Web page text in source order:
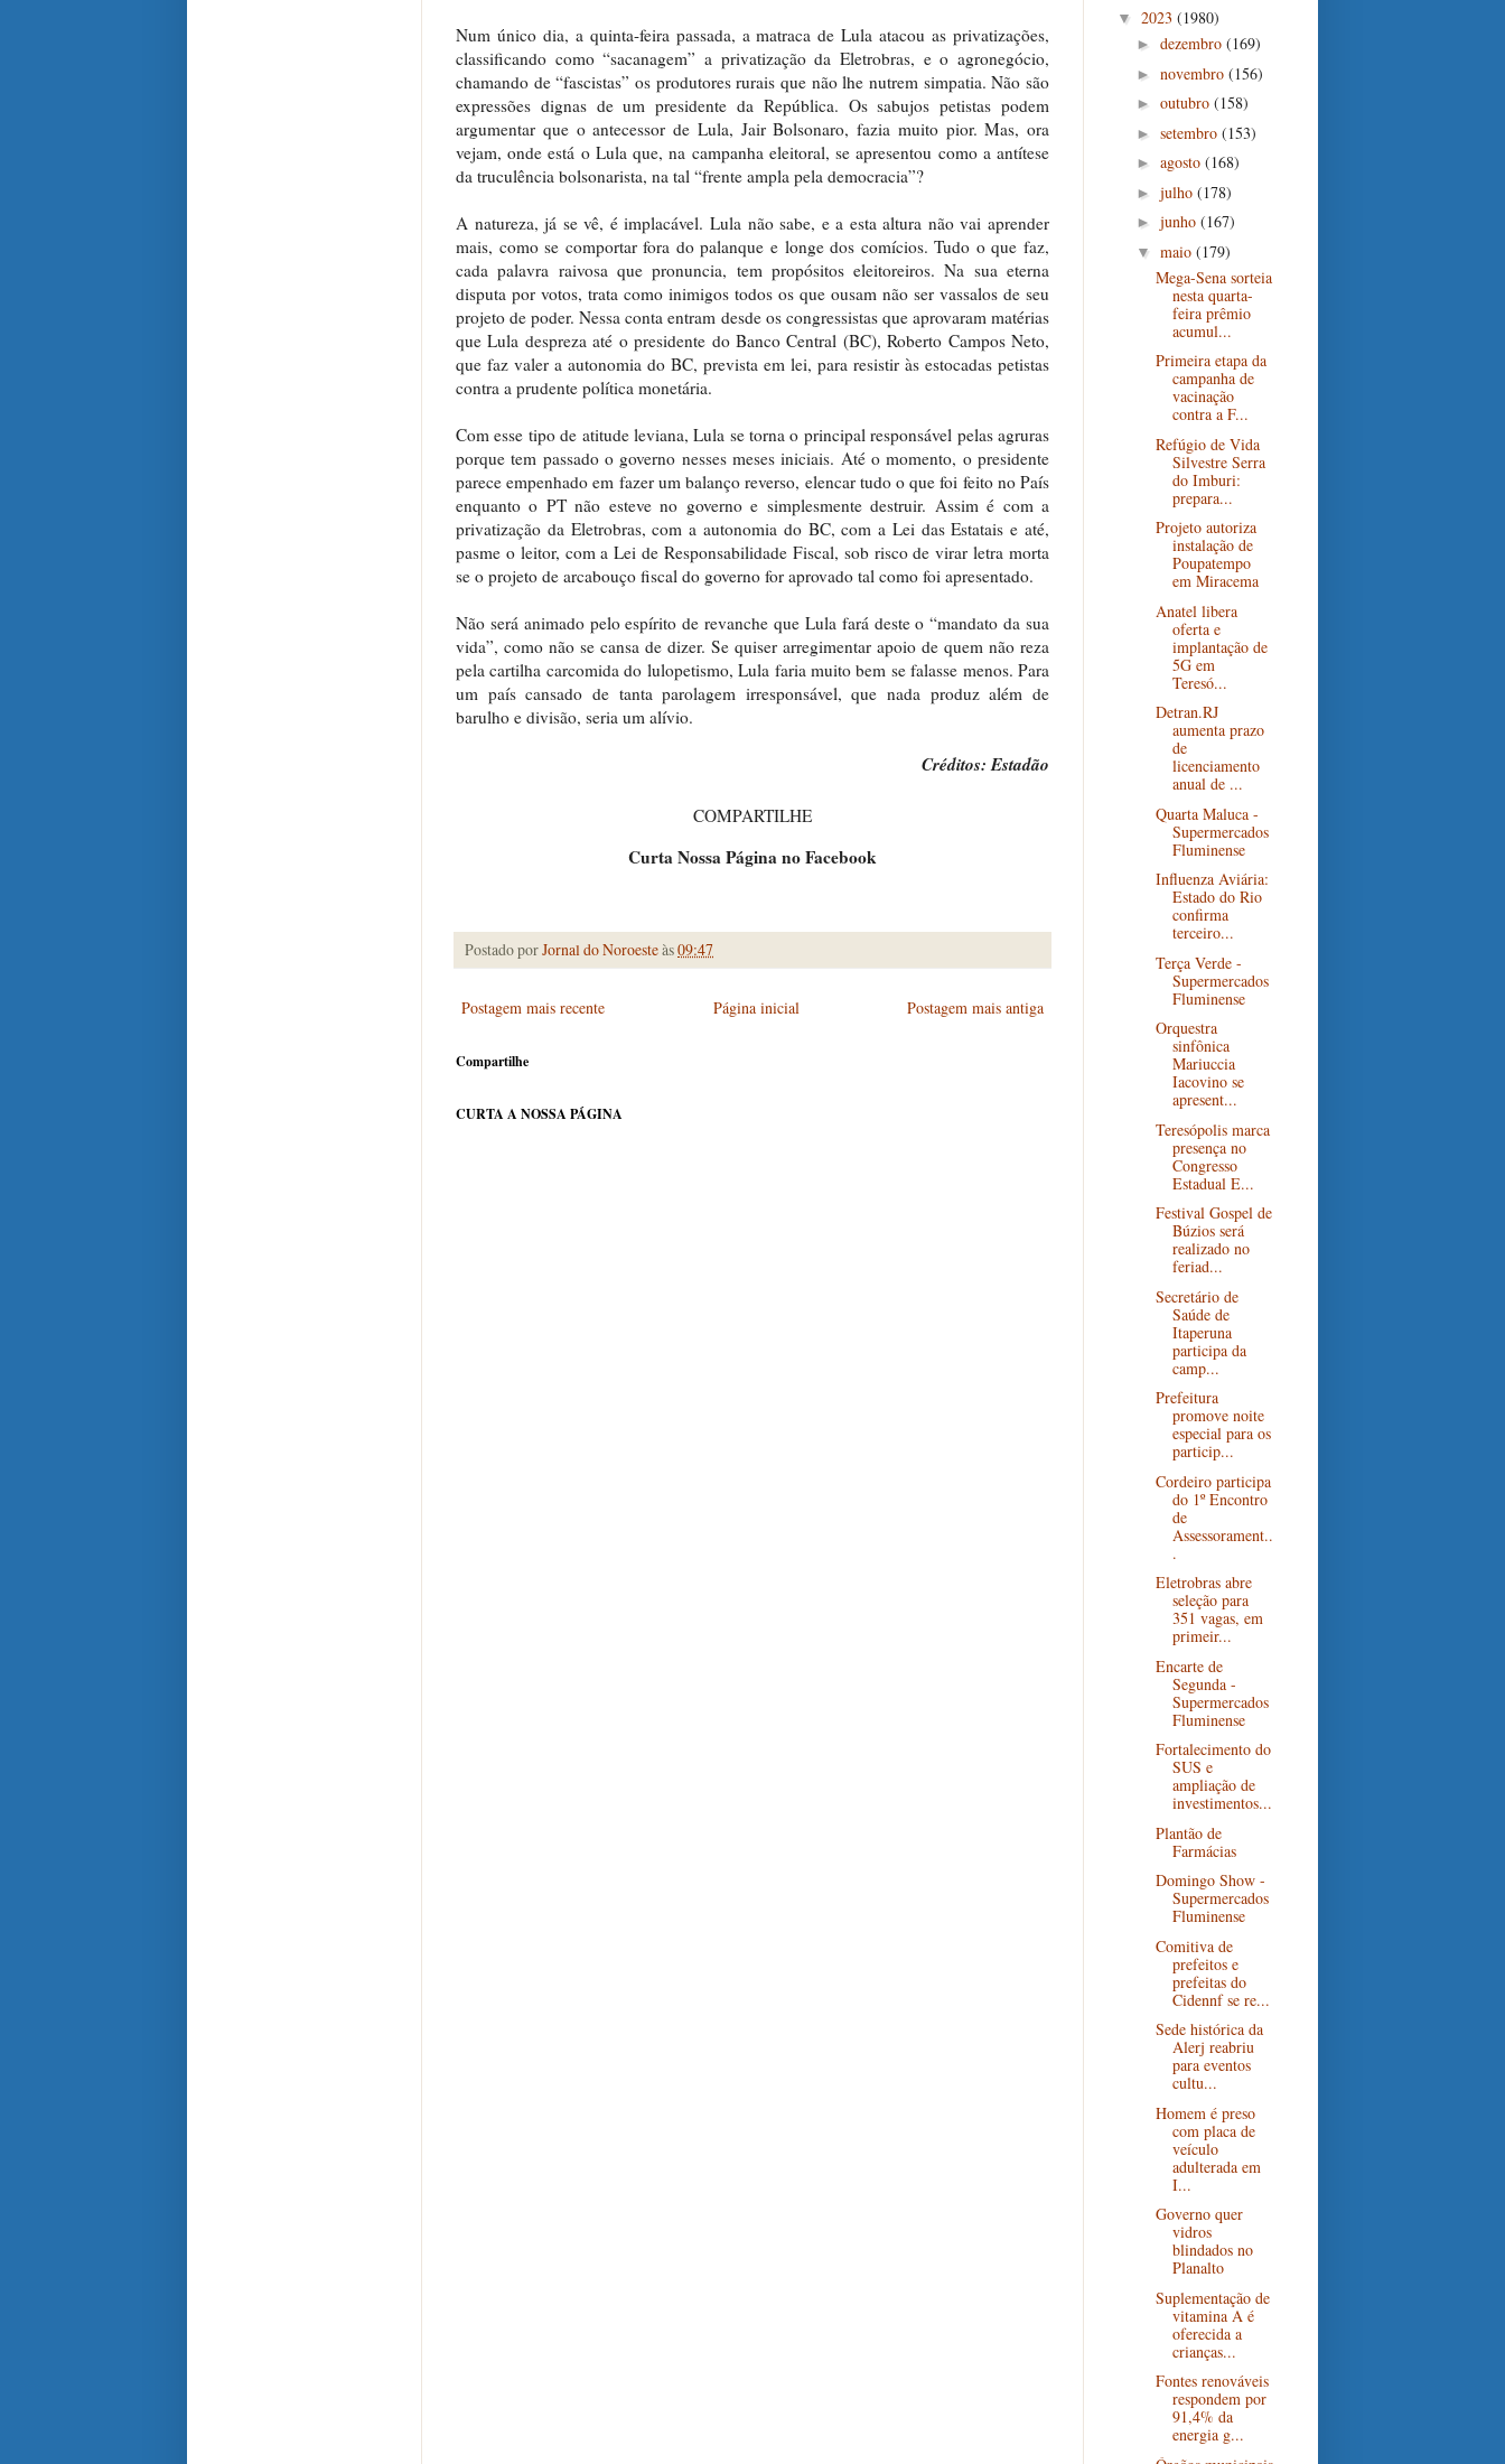
Num único dia, a quinta-feira passada, a matraca de Lula atacou as privatizações,
classificando como “sacanagem” a privatização da Eletrobras, e o agronegócio,
chamando de “fascistas” os produtores rurais que não lhe nutrem simpatia. Não são
expressões dignas de um presidente da República. Os sabujos petistas podem
argumentar que o antecessor de Lula, Jair Bolsonaro, fazia muito pior. Mas, ora
vejam, onde está o Lula que, na campanha eleitoral, se apresentou como a antítese
da truculência bolsonarista, na tal “frente ampla pela democracia”?
A natureza, já se vê, é implacável. Lula não sabe, e a esta altura não vai aprender
mais, como se comportar fora do palanque e longe dos comícios. Tudo o que faz,
cada palavra raivosa que pronuncia, tem propósitos eleitoreiros. Na sua eterna
disputa por votos, trata como inimigos todos os que ousam não ser vassalos de seu
projeto de poder. Nessa conta entram desde os congressistas que aprovaram matérias
que Lula despreza até o presidente do Banco Central (BC), Roberto Campos Neto,
que faz valer a autonomia do BC, prevista em lei, para resistir às estocadas petistas
contra a prudente política monetária.
Com esse tipo de atitude leviana, Lula se torna o principal responsável pelas agruras
porque tem passado o governo nesses meses iniciais. Até o momento, o presidente
parece empenhado em fazer um balanço reverso, elencar tudo o que foi feito no País
enquanto o PT não esteve no governo e simplesmente destruir. Assim é com a
privatização da Eletrobras, com a autonomia do BC, com a Lei das Estatais e até,
pasme o leitor, com a Lei de Responsabilidade Fiscal, sob risco de virar letra morta
se o projeto de arcabouço fiscal do governo for aprovado tal como foi apresentado.
Não será animado pelo espírito de revanche que Lula fará deste o “mandato da sua
vida”, como não se cansa de dizer. Se quiser arregimentar apoio de quem não reza
pela cartilha carcomida do lulopetismo, Lula faria muito bem se falasse menos. Para
um país cansado de tanta parolagem irresponsável, que nada produz além de
barulho e divisão, seria um alívio.
Créditos: Estadão
COMPARTILHE
Curta Nossa Página no Facebook
Postado porJornal do Noroesteàs09:47
Postagem mais recente Postagem mais antiga
Página inicial
Compartilhe
CURTA A NOSSA PÁGINA
▼ 2023 (1980)
► dezembro (169)
► novembro (156)
► outubro (158)
► setembro (153)
► agosto (168)
► julho (178)
► junho (167)
▼ maio (179)
Mega-Sena sorteia
nesta quarta-
feira prêmio
acumul...
Primeira etapa da
campanha de
vacinação
contra a F...
Refúgio de Vida
Silvestre Serra
do Imburi:
prepara...
Projeto autoriza
instalação de
Poupatempo
em Miracema
Anatel libera
oferta e
implantação de
5G em
Teresó...
Detran.RJ
aumenta prazo
de
licenciamento
anual de ...
Quarta Maluca -
Supermercados
Fluminense
Influenza Aviária:
Estado do Rio
confirma
terceiro...
Terça Verde -
Supermercados
Fluminense
Orquestra
sinfônica
Mariuccia
Iacovino se
apresent...
Teresópolis marca
presença no
Congresso
Estadual E...
Festival Gospel de
Búzios será
realizado no
feriad...
Secretário de
Saúde de
Itaperuna
participa da
camp...
Prefeitura
promove noite
especial para os
particip...
Cordeiro participa
do 1º Encontro
de
Assessorament..
.
Eletrobras abre
seleção para
351 vagas, em
primeir...
Encarte de
Segunda -
Supermercados
Fluminense
Fortalecimento do
SUS e
ampliação de
investimentos...
Plantão de
Farmácias
Domingo Show -
Supermercados
Fluminense
Comitiva de
prefeitos e
prefeitas do
Cidennf se re...
Sede histórica da
Alerj reabriu
para eventos
cultu...
Homem é preso
com placa de
veículo
adulterada em
I...
Governo quer
vidros
blindados no
Planalto
Suplementação de
vitamina A é
oferecida a
crianças...
Fontes renováveis
respondem por
91,4% da
energia g...